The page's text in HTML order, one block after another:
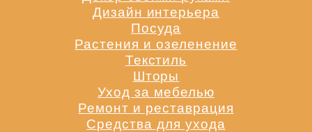
Дизайн интерьера
Посуда
Растения и озеленение
Текстиль
Шторы
Уход за мебелью
Ремонт и реставрация
Средства для ухода